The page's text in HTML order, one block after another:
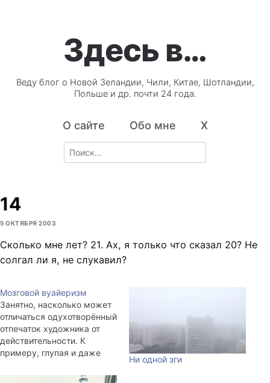
Здесь в…
Веду блог о Новой Зеландии, Чили, Китае, Шотландии,
Польше и др. почти 24 года.
О сайте Обо мне X
Search
for:
14
5 ОКТЯБРЯ 2003
Сколько мне лет? 21. Ах, я только что сказал 20? Не
солгал ли я, не слукавил?
Мозговой вуайеризм
Занятно, насколько может
отличаться одухотворённый
отпечаток художника от
действительности. К
примеру, глупая и даже
невозможная в постели, в
Ни одной зги